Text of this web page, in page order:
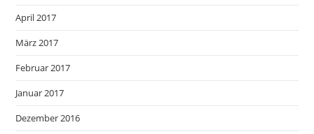
April 2017
März 2017
Februar 2017
Januar 2017
Dezember 2016